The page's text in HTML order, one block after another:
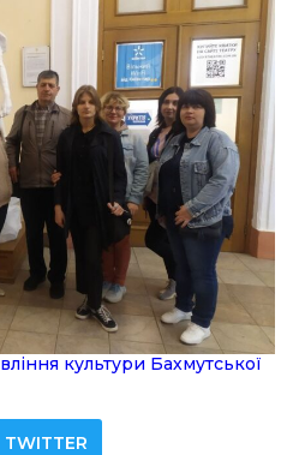
культури Бахмутської
TWITTER